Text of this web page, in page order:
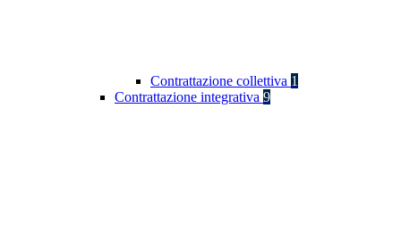
Contrattazione collettiva 1
Contrattazione integrativa 9